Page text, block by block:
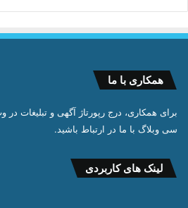
همکاری با ما
برای همکاری، درج رپورتاژ آگهی و تبلیغات
سی وبلاگ با ما در ارتباط باشید.
لینک های کاربردی